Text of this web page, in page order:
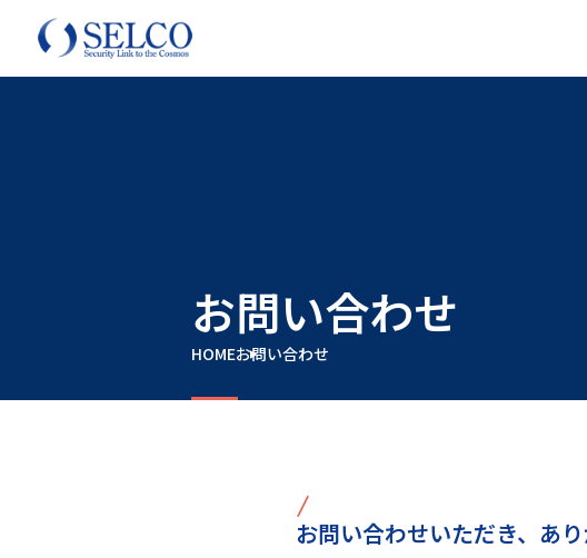
お問い合わせ
HOMEお問い合わせ
/
お問い合わせいただき、 あ